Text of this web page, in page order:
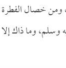
ومن خصال الفطرة
وما ذاك إلا